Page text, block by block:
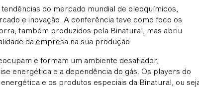
do mercado mundial de oleoquímicos,
e inovação. A conferência teve como foco os
também produzidos pela Binatural, mas abriu
da empresa na sua produção.
e formam um ambiente desafiador,
energética e a dependência do gás. Os players do
e os produtos especiais da Binatural, ou